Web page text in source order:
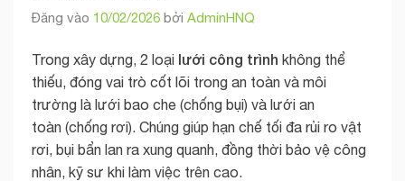
Đăng vào 10/02/2026 bởi AdminHNQ
Trong xây dựng, 2 loại lưới công trình không thể
thiếu, đóng vai trò cốt lõi trong an toàn và môi
trường là lưới bao che (chống bụi) và lưới an
toàn (chống rơi). Chúng giúp hạn chế tối đa rủi ro vật
rơi, bụi bẩn lan ra xung quanh, đồng thời bảo vệ công
nhân, kỹ sư khi làm việc trên cao.